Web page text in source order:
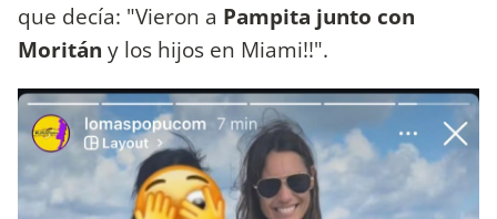
que decía: "Vieron a Pampita junto con
Moritán y los hijos en Miami!!".